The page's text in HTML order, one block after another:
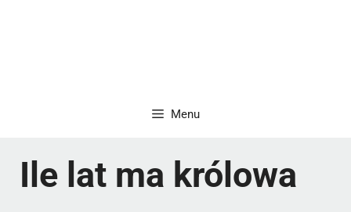
Menu
Ile lat ma królowa